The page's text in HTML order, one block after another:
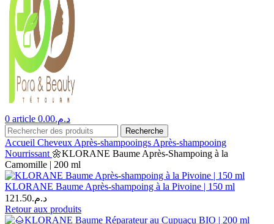
0 article د.م.0.00
Recherche
Accueil Cheveux Après-shampooings Après-shampooing
Nourrissant 🌼KLORANE Baume Après-Shampoing à la
Camomille | 200 ml
KLORANE Baume Après-shampoing à la Pivoine | 150 ml
د.م.121.50
Retour aux produits